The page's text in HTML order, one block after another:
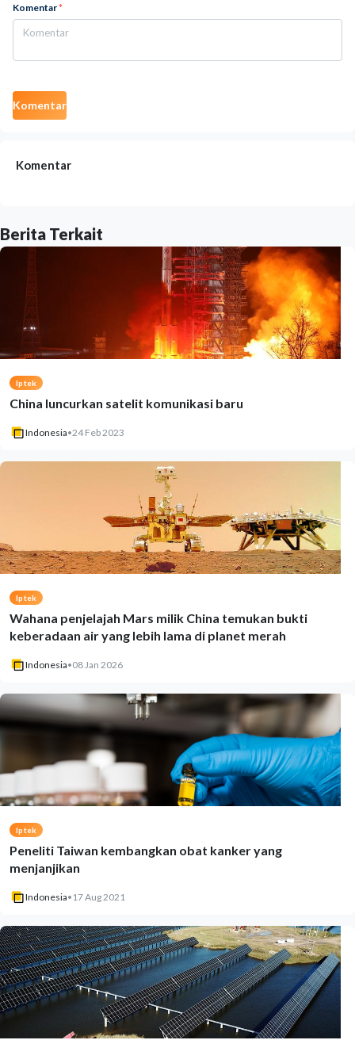
Komentar*
Komentar
Komentar
Berita Terkait
Iptek
China luncurkan satelit komunikasi baru
Indonesia•24 Feb 2023
Iptek
Wahana penjelajah Mars milik China temukan bukti
keberadaan air yang lebih lama di planet merah
Indonesia•08 Jan 2026
Iptek
Peneliti Taiwan kembangkan obat kanker yang
menjanjikan
Indonesia• 17 Aug 2021